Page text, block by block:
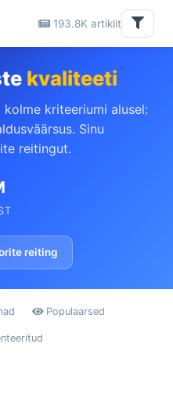
193.8K artiklit
kvaliteeti
kriteeriumi alusel:
Sinu
reitingut.
reiting
Populaarsed